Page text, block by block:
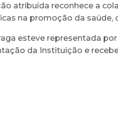
atribuída reconhece a
na promoção da saúde,
esteve representada
da Instituição e